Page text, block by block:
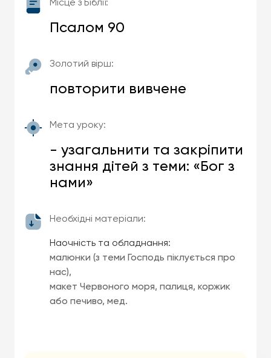
Місце з Біблії:
Псалом 90
Золотий вірш:
повторити вивчене
Мета уроку:
- узагальнити та закріпити
знання дітей з теми: «Бог з
нами»
Необхідні матеріали:
Наочність та обладнання:
малюнки (з теми Господь піклується про
нас),
макет Червоного моря, палиця, коржик
або печиво, мед.